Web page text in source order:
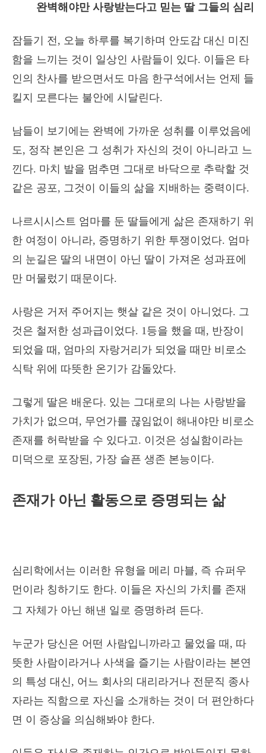
완벽해야만 사랑받는다고 믿는 딸 그들의 심리
잠들기 전, 오늘 하루를 복기하며 안도감 대신 미진
함을 느끼는 것이 일상인 사람들이 있다. 이들은 타
인의 찬사를 받으면서도 마음 한구석에서는 언제 들
킬지 모른다는 불안에 시달린다.
남들이 보기에는 완벽에 가까운 성취를 이루었음에
도, 정작 본인은 그 성취가 자신의 것이 아니라고 느
낀다. 마치 발을 멈추면 그대로 바닥으로 추락할 것
같은 공포, 그것이 이들의 삶을 지배하는 중력이다.
나르시시스트 엄마를 둔 딸들에게 삶은 존재하기 위
한 여정이 아니라, 증명하기 위한 투쟁이었다. 엄마
의 눈길은 딸의 내면이 아닌 딸이 가져온 성과표에
만 머물렀기 때문이다.
사랑은 거저 주어지는 햇살 같은 것이 아니었다. 그
것은 철저한 성과급이었다. 1등을 했을 때, 반장이
되었을 때, 엄마의 자랑거리가 되었을 때만 비로소
식탁 위에 따뜻한 온기가 감돌았다.
그렇게 딸은 배운다. 있는 그대로의 나는 사랑받을
가치가 없으며, 무언가를 끊임없이 해내야만 비로소
존재를 허락받을 수 있다고. 이것은 성실함이라는
미덕으로 포장된, 가장 슬픈 생존 본능이다.
존재가 아닌 활동으로 증명되는 삶
심리학에서는 이러한 유형을 메리 마블, 즉 슈퍼우
먼이라 칭하기도 한다. 이들은 자신의 가치를 존재
그 자체가 아닌 해낸 일로 증명하려 든다.
누군가 당신은 어떤 사람입니까라고 물었을 때, 따
뜻한 사람이라거나 사색을 즐기는 사람이라는 본연
의 특성 대신, 어느 회사의 대리라거나 전문직 종사
자라는 직함으로 자신을 소개하는 것이 더 편안하다
면 이 증상을 의심해봐야 한다.